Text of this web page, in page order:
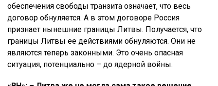
обеспечения свободы транзита означает, что весь
договор обнуляется. А в этом договоре Россия
признает нынешние границы Литвы. Получается, что
границы Литвы ее действиями обнуляются. Они не
являются теперь законными. Это очень опасная
ситуация, потенциально – до ядерной войны.